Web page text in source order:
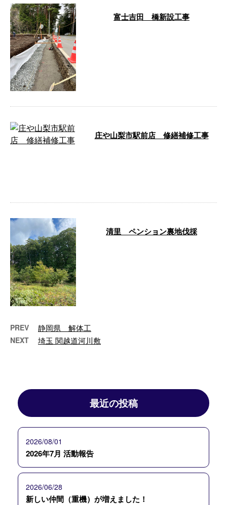
富士吉田 橋新設工事
庄や山梨市駅前店 修繕補修工事
清里 ペンション裏地伐採
PREV 静岡県 解体工
NEXT 埼玉 関越道河川敷
最近の投稿
2026/08/01
2026年7月 活動報告
2026/06/28
新しい仲間（重機）が増えました！